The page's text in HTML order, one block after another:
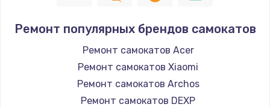
Ремонт популярных брендов самокатов
Ремонт самокатов Acer
Ремонт самокатов Xiaomi
Ремонт самокатов Archos
Ремонт самокатов DEXP